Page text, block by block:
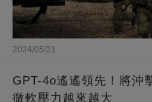
2024/05/21
GPT-4o遙遙領先！將沖
微軟壓力越來越大